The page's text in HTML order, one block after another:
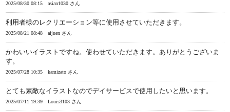
2025/08/30 08:15 asian1030 さん
利用者様のレクリエーション等に使用させていただきます。
2025/08/21 08:48 aijuen さん
かわいいイラストですね。使わせていただきます。ありがとうございま
す。
2025/07/28 10:35 kamizato さん
とても素敵なイラストなのでデイサービスで使用したいと思います。
2025/07/11 19:39 Louis3103 さん